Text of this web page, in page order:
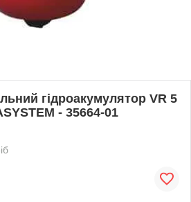
гідроакумулятор VR 5
- 35664-01